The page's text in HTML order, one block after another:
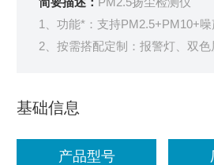
1、功能*：支持PM2.5+PM10+
2、按需搭配定制：报警灯、双
基础信息
产品型号